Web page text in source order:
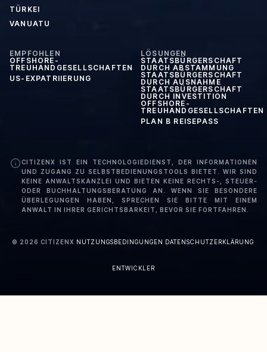
TÜRKEI
VANUATU
EMPFOHLEN
OFFSHORE-
TREUHANDGESELLSCHAFTEN
US-EXPATRIIERUNG
LÖSUNGEN
STAATSBÜRGERSCHAFT
DURCH ABSTAMMUNG
STAATSBÜRGERSCHAFT
DURCH AUSNAHME
STAATSBÜRGERSCHAFT
DURCH INVESTITION
OFFSHORE-
TREUHANDGESELLSCHAFTEN
PLAN B REISEPASS
CITIZENX IST EIN TECHNOLOGIEDIENST, DER INFORMATIONEN
UND ZUGANG ZU SELBSTBEDIENUNGSTOOLS BIETET. WIR SIND
KEINE ANWALTSKANZLEI UND BIETEN KEINE RECHTS-, STEUER-
ODER BUCHHALTUNGSBERATUNG AN. WENN SIE BESONDERE
ÜBERLEGUNGEN HABEN, SPRECHEN SIE BITTE MIT EINEM
ANWALT IN IHRER GERICHTSBARKEIT, BEVOR SIE FORTFAHREN.
© 2026 CITIZENX ·NUTZUNGSBEDINGUNGEN ·DATENSCHUTZERKLÄRUNG·
ENTWICKLER